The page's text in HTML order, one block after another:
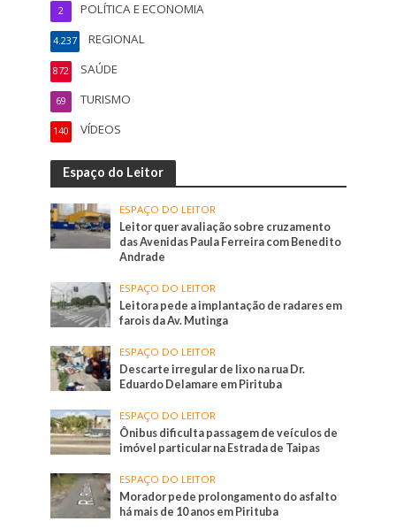
POLÍTICA E ECONOMIA
2
REGIONAL
4.237
SAÚDE
872
TURISMO
69
VÍDEOS
140
Espaço do Leitor
ESPAÇO DO LEITOR
Leitor quer avaliação sobre cruzamento
das Avenidas Paula Ferreira com Benedito
Andrade
ESPAÇO DO LEITOR
Leitora pede a implantação de radares em
farois da Av. Mutinga
ESPAÇO DO LEITOR
Descarte irregular de lixo na rua Dr.
Eduardo Delamare em Pirituba
ESPAÇO DO LEITOR
Ônibus dificulta passagem de veículos de
imóvel particular na Estrada de Taipas
ESPAÇO DO LEITOR
Morador pede prolongamento do asfalto
há mais de 10 anos em Pirituba